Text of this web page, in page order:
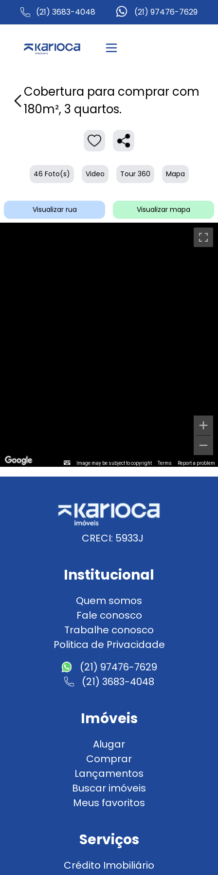
(21) 3683-4048 (21) 97476-7629
Cobertura para comprar com
180m², 3 quartos.
46 Foto(s) Video Tour 360 Mapa
Visualizar rua Visualizar mapa
Image may be subject to copyright Terms Report a problem
CRECI: 5933J
Institucional
Quem somos
Fale conosco
Trabalhe conosco
Politica de Privacidade
(21) 97476-7629
(21) 3683-4048
Imóveis
Alugar
Comprar
Lançamentos
Buscar imóveis
Meus favoritos
Serviços
Crédito Imobiliário